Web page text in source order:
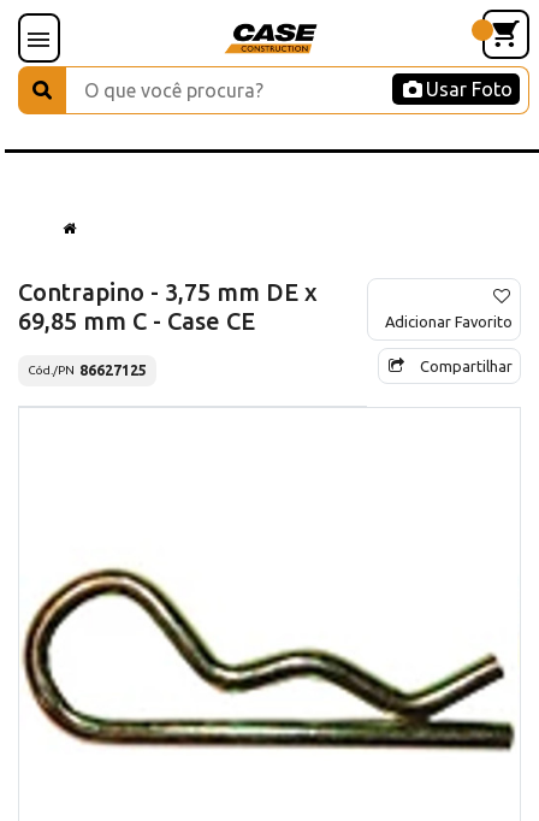
Usar Foto
Contrapino - 3,75 mm DE x
69,85 mm C - Case CE
Cód./PN 86627125
Adicionar Favorito
Compartilhar